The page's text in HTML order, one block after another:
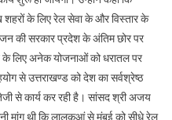
के लिए रेल सेवा के और विस्तार के
की सरकार प्रदेश के अंतिम छोर पर
के लिए अनेक योजनाओं को धरातल पर
से उत्तराखण्ड को देश का सर्वश्रेष्ठ
से कार्य कर रही है। सांसद श्री अजय
मांग थी कि लालकुआं से मुंबई को सीधे रेल